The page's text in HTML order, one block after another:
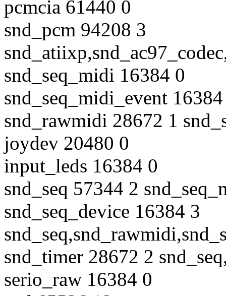
pcmcia 61440 0
snd_pcm 94208 3
snd_seq_midi 16384 0
snd_seq_midi_event
snd_rawmidi 28672 1
joydev 20480 0
input_leds 16384 0
snd_seq 57344 2
snd_seq_device 16384 3
snd_timer 28672 2
serio_raw 16384 0